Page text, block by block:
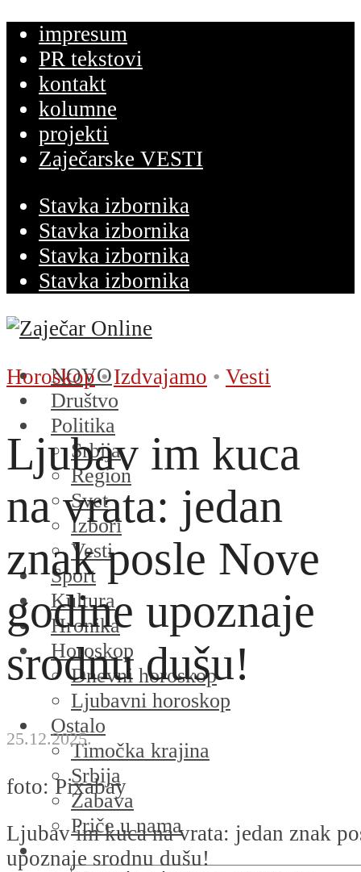
impresum
PR tekstovi
kontakt
kolumne
projekti
Zaječarske VESTI
Stavka izbornika
Stavka izbornika
Stavka izbornika
Stavka izbornika
NOVO
Društvo
Politika
Srbija
Region
Svet
Izbori
Vesti
Sport
Kultura
Hronika
Horoskop
Dnevni horoskop
Ljubavni horoskop
Ostalo
Timočka krajina
Srbija
Zabava
Priče u nama
Horoskop • Izdvajamo • Vesti
Ljubav im kuca
na vrata: jedan
znak posle Nove
godine upoznaje
srodnu dušu!
25.12.2025.
foto: Pixabay
Ljubav im kuca na vrata: jedan znak
upoznaje srodnu dušu!